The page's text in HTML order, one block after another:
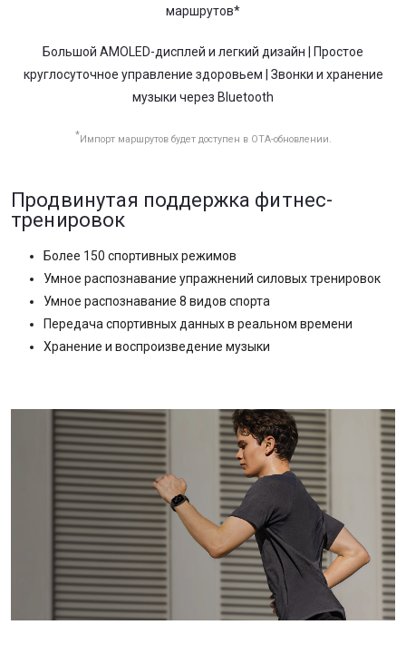
маршрутов*
Большой AMOLED-дисплей и легкий дизайн | Простое
круглосуточное управление здоровьем | Звонки и хранение
музыки через Bluetooth
*Импорт маршрутов будет доступен в ОТА-обновлении.
Продвинутая поддержка фитнес-
тренировок
Более 150 спортивных режимов
Умное распознавание упражнений силовых тренировок
Умное распознавание 8 видов спорта
Передача спортивных данных в реальном времени
Хранение и воспроизведение музыки